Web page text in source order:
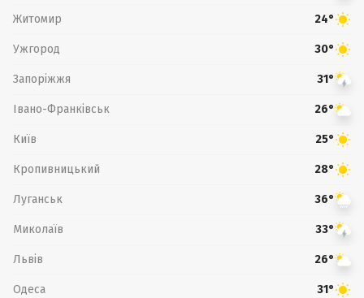
Житомир 24°
Ужгород 30°
Запоріжжя 31°
Івано-Франківськ 26°
Київ 25°
Кропивницький 28°
Луганськ 36°
Миколаїв 33°
Львів 26°
Одеса 31°